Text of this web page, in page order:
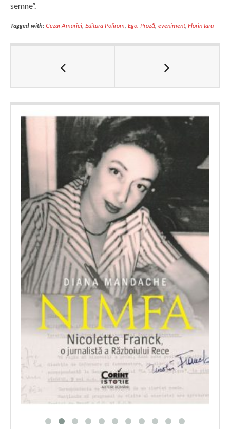
semne”.
Tagged with: Cezar Amariei,Editura Polirom, Ego. Proză, eveniment,Florin Iaru